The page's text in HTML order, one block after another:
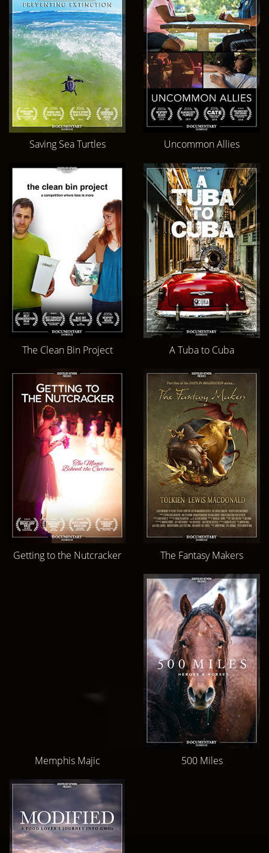
Saving Sea Turtles Uncommon Allies
The Clean Bin Project A Tuba to Cuba
Getting to the Nutcracker The Fantasy Makers
Memphis Majic 500 Miles